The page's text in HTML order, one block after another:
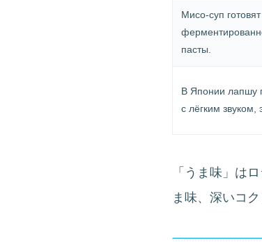
Мисо-суп готовят
пасты.
В Японии лапшу
с лёгким звуком,
「うま味」は
ま味、深いコ